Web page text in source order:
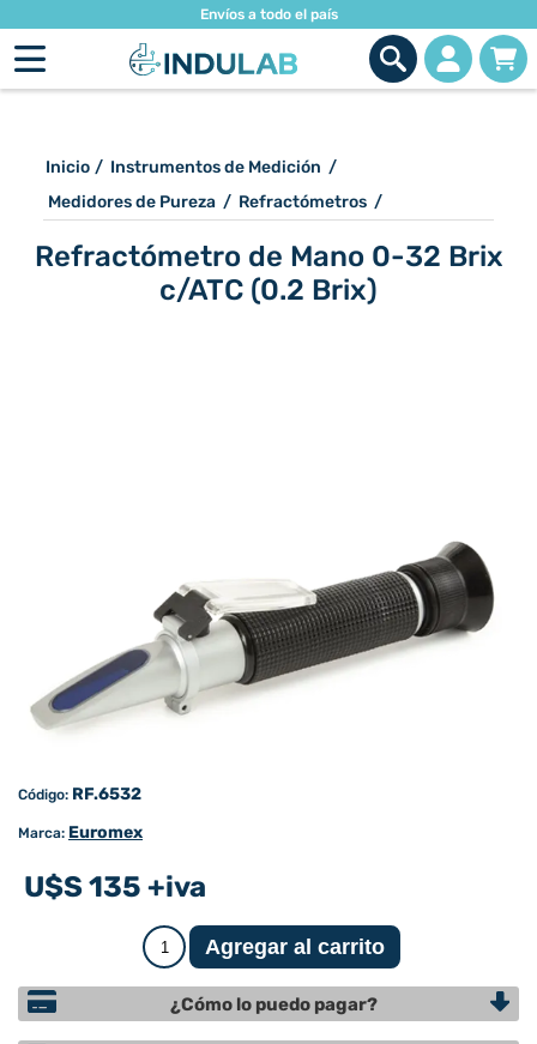
Envíos a todo el país
Inicio / Instrumentos de Medición /
Medidores de Pureza / Refractómetros /
Refractómetro de Mano 0-32 Brix
c/ATC (0.2 Brix)
Código: RF.6532
Marca: Euromex
U$S 135 +iva
¿Cómo lo puedo pagar?